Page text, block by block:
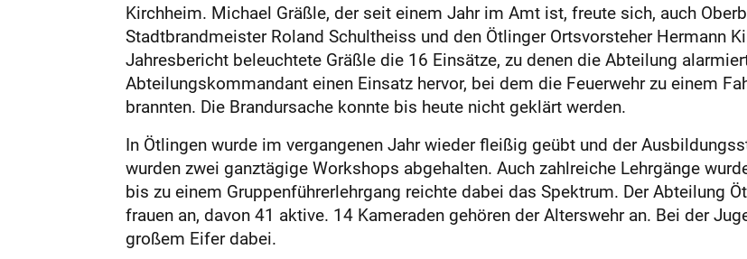
Kirchheim. Michael Gräßle, der seit einem Jahr im Amt ist, freute sich, auch
Stadtbrandmeister Roland Schultheiss und den Ötlinger Ortsvorsteher Hermann
Jahresbericht beleuchtete Gräßle die 16 Einsätze, zu denen die Abteilung
Abteilungskommandant einen Einsatz hervor, bei dem die Feuerwehr zu einem
brannten. Die Brandursache konnte bis heute nicht geklärt werden.
In Ötlingen wurde im vergangenen Jahr wieder fleißig geübt und der
wurden zwei ganztägige Workshops abgehalten. Auch zahlreiche Lehrgänge
bis zu einem Gruppenführerlehrgang reichte dabei das Spektrum. Der Abteilung
frauen an, davon 41 aktive. 14 Kameraden gehören der Alterswehr an. Bei der
großem Eifer dabei.